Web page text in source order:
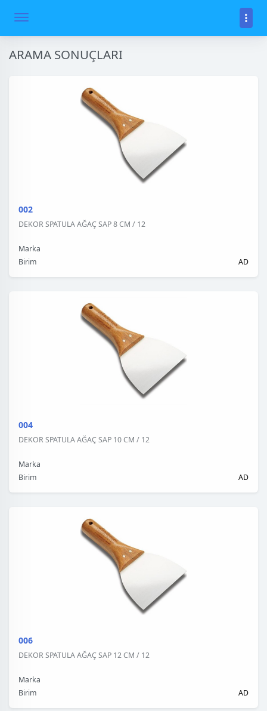
ARAMA SONUÇLARI
002
DEKOR SPATULA AĞAÇ SAP 8 CM / 12
Marka
Birim
AD
004
DEKOR SPATULA AĞAÇ SAP 10 CM / 12
Marka
Birim
AD
006
DEKOR SPATULA AĞAÇ SAP 12 CM / 12
Marka
Birim
AD